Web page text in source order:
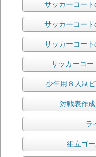
サッカーコー
サッカーコー
サッカーコー
サッカーコー
少年用８人制
対戦表作成
ラ
組立ゴ